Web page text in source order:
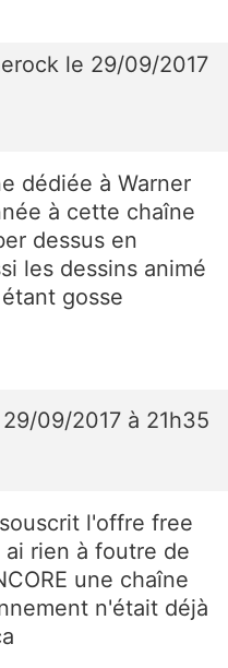
le 29/09/2017
dédiée à Warner
à cette chaîne
dessus en
les dessins animé
gosse
09/2017 à 21h35
l'offre free
rien à foutre de
une chaîne
n'était déjà